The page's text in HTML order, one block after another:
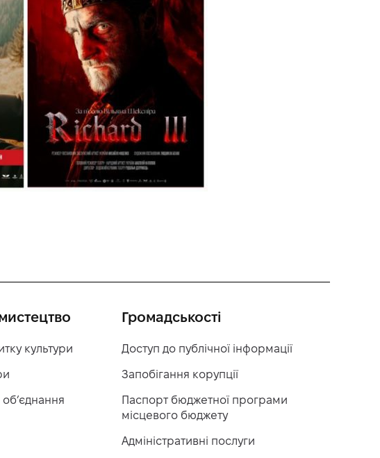
культури
об’єднання
Громадськості
Доступ до публічної інформації
Запобігання корупції
Паспорт бюджетної програми
місцевого бюджету
Адміністративні послуги